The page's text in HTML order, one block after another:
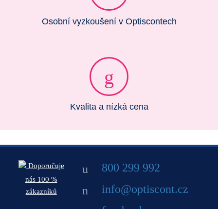
Osobní vyzkoušení v Optiscontech
Kvalita a nízká cena
Doporučuje
nás 100 %
zákazníků
800 299 992
info@optiscont.cz